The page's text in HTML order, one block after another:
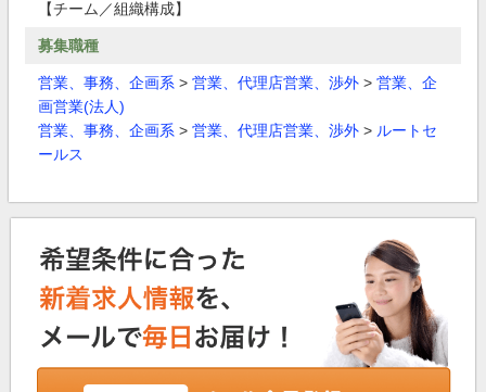
【チーム／組織構成】
募集職種
営業、事務、企画系 > 営業、代理店営業、渉外 > 営業、企
画営業(法人)
営業、事務、企画系 > 営業、代理店営業、渉外 > ルートセ
ールス